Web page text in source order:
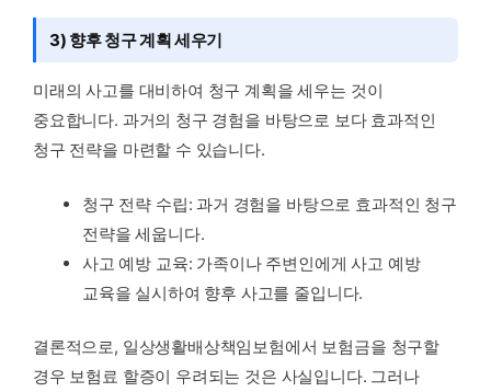
3) 향후 청구 계획 세우기
미래의 사고를 대비하여 청구 계획을 세우는 것이
중요합니다. 과거의 청구 경험을 바탕으로 보다 효과적인
청구 전략을 마련할 수 있습니다.
청구 전략 수립: 과거 경험을 바탕으로 효과적인 청구
전략을 세웁니다.
사고 예방 교육: 가족이나 주변인에게 사고 예방
교육을 실시하여 향후 사고를 줄입니다.
결론적으로, 일상생활배상책임보험에서 보험금을 청구할
경우 보험료 할증이 우려되는 것은 사실입니다. 그러나